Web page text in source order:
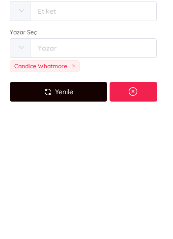
Yazar Seç
Candice Whatmore
Yenile